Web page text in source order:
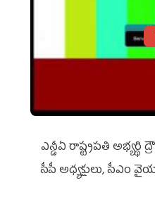
ఎన్డీఏ రాష్ట్ర‌ప‌తి
సీపీ అధ్య‌క్షులు, సీఎం